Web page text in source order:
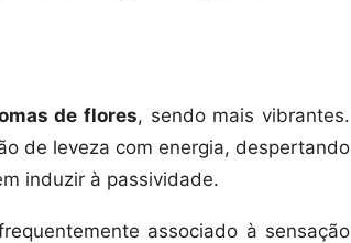
de flores, sendo mais vibrantes.
de leveza com energia, despertando
induzir à passividade.
associado à sensação